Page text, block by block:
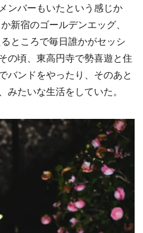
ンバーもいたという感じか
新宿のゴールデンエッグ、
ところで毎日誰かがセッシ
の頃、東高円寺で勢喜遊と住
バンドをやったり、そのあと
たいな生活をしていた。